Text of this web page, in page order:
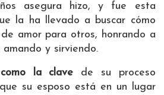
asegura hizo, y fue esta
la ha llevado a buscar cómo
amor para otros, honrando a
y sirviendo.
la clave de su proceso
su esposo está en un lugar